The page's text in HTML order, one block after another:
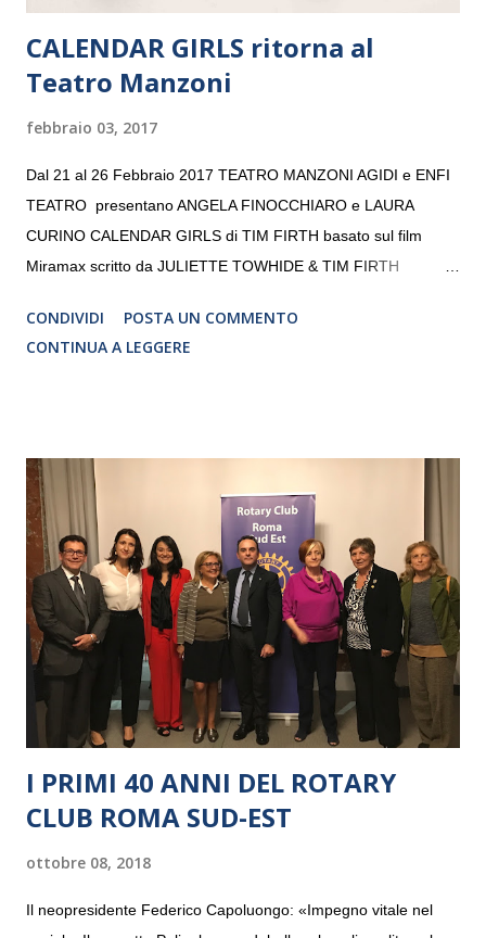
CALENDAR GIRLS ritorna al
Teatro Manzoni
febbraio 03, 2017
Dal 21 al 26 Febbraio 2017 TEATRO MANZONI AGIDI e ENFI
TEATRO presentano ANGELA FINOCCHIARO e LAURA
CURINO CALENDAR GIRLS di TIM FIRTH basato sul film
Miramax scritto da JULIETTE TOWHIDE & TIM FIRTH
CRISTINA PEZZOLI
CONDIVIDI
POSTA UN COMMENTO
CONTINUA A LEGGERE
I PRIMI 40 ANNI DEL ROTARY
CLUB ROMA SUD-EST
ottobre 08, 2018
Il neopresidente Federico Capoluongo: «Impegno vitale nel